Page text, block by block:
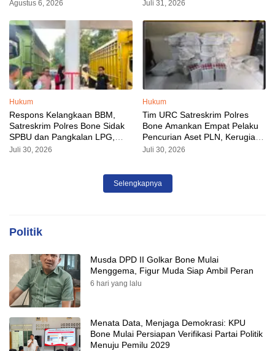
Agustus 6, 2026 Juli 31, 2026
Hukum
Respons Kelangkaan BBM,
Satreskrim Polres Bone Sidak
SPBU dan Pangkalan LPG,
AKP Alvin Aji Imbau Pengelola
Juli 30, 2026
Hukum
Tim URC Satreskrim Polres
Bone Amankan Empat Pelaku
Pencurian Aset PLN, Kerugian
Ditaksir Capai Rp 3 Milyar
Juli 30, 2026
Selengkapnya
Politik
Musda DPD II Golkar Bone Mulai
Menggema, Figur Muda Siap Ambil Peran
6 hari yang lalu
Menata Data, Menjaga Demokrasi: KPU
Bone Mulai Persiapan Verifikasi Partai Politik
Menuju Pemilu 2029